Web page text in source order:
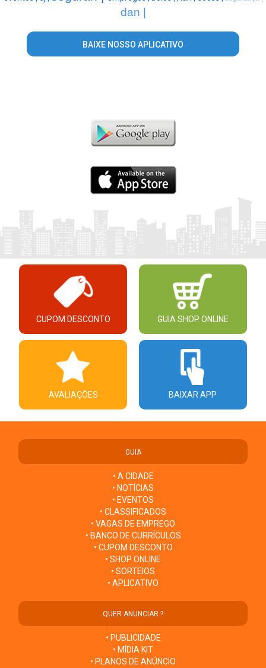
dan |
BAIXE NOSSO APLICATIVO
CUPOM DESCONTO GUIA SHOP ONLINE
AVALIAÇÕES BAIXAR APP
GUIA
• A CIDADE
• NOTÍCIAS
• EVENTOS
• CLASSIFICADOS
• VAGAS DE EMPREGO
• BANCO DE CURRÍCULOS
• CUPOM DESCONTO
• SHOP ONLINE
• SORTEIOS
• APLICATIVO
QUER ANUNCIAR ?
• PUBLICIDADE
• MÍDIA KIT
• PLANOS DE ANÚNCIO